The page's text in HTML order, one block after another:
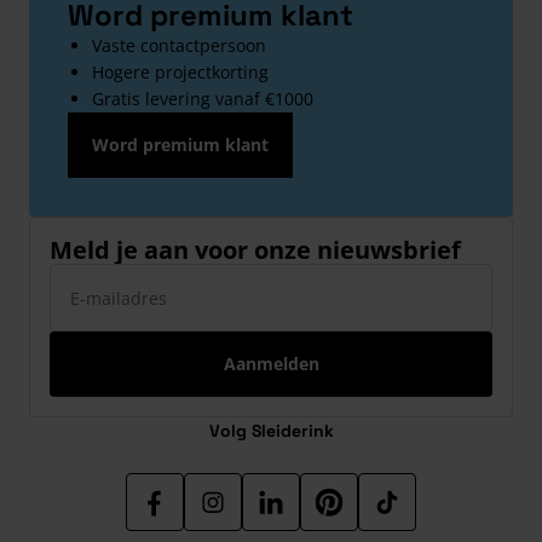
Word premium klant
Vaste contactpersoon
Hogere projectkorting
Gratis levering vanaf €1000
Word premium klant
Meld je aan voor onze nieuwsbrief
Aanmelden
Volg Sleiderink